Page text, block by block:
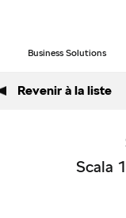
Business Solutions
Revenir à la liste
Scala